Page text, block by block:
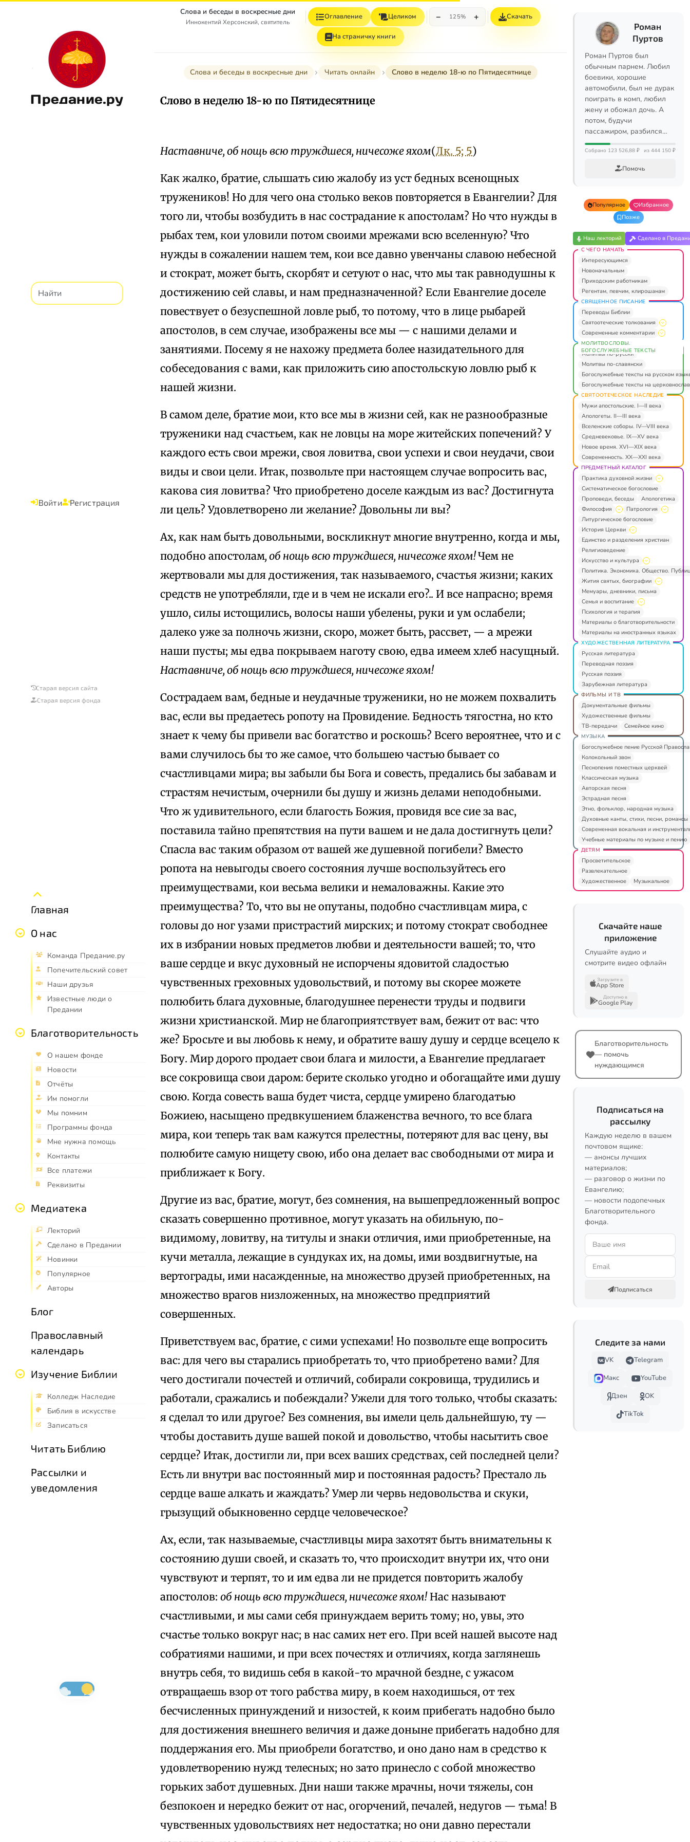
Предание.ру
Войти Регистрация
Старая версия сайта
Старая версия фонда
Главная
О нас
Команда Предание.ру
Попечительский совет
Наши друзья
Известные люди о
Предании
Благотворительность
О нашем фонде
Новости
Отчёты
Им помогли
Мы помним
Программы фонда
Мне нужна помощь
Контакты
Все платежи
Реквизиты
Медиатека
Лекторий
Сделано в Предании
Новинки
Популярное
Авторы
Блог
Православный
календарь
Изучение Библии
Колледж Наследие
Библия в искусстве
Записаться
Читать Библию
Рассылки и
уведомления
Слова и беседы в воскресные дни
Иннокентий Херсонский, святитель
Оглавление Целиком − 125% + Скачать
На страничку книги
Слова и беседы в воскресные дни Читать онлайн Слово в неделю 18-ю по Пятидесятнице
Слово в неделю 18-ю по Пятидесятнице
Наставниче, об нощь всю труждшеся, ничесоже яхом(Лк. 5; 5)
Как жалко, братие, слышать сию жалобу из уст бедных всенощных
тружеников! Но для чего она столько веков повторяется в Евангелии? Для
того ли, чтобы возбудить в нас сострадание к апостолам? Но что нужды в
рыбах тем, кои уловили потом своими мрежами всю вселенную? Что
нужды в сожалении нашем тем, кои все давно увенчаны славою небесной
и стократ, может быть, скорбят и сетуют о нас, что мы так равнодушны к
достижению сей славы, и нам предназначенной? Если Евангелие доселе
повествует о безуспешной ловле рыб, то потому, что в лице рыбарей
апостолов, в сем случае, изображены все мы — с нашими делами и
занятиями. Посему я не нахожу предмета более назидательного для
собеседования с вами, как приложить сию апостольскую ловлю рыб к
нашей жизни.
В самом деле, братие мои, кто все мы в жизни сей, как не разнообразные
труженики над счастьем, как не ловцы на море житейских попечений? У
каждого есть свои мрежи, своя ловитва, свои успехи и свои неудачи, свои
виды и свои цели. Итак, позвольте при настоящем случае вопросить вас,
какова сия ловитва? Что приобретено доселе каждым из вас? Достигнута
ли цель? Удовлетворено ли желание? Довольны ли вы?
Ах, как нам быть довольными, воскликнут многие внутренно, когда и мы,
подобно апостолам, об нощь всю труждшеся, ничесоже яхом!Чем не
жертвовали мы для достижения, так называемого, счастья жизни; каких
средств не употребляли, где и в чем не искали его?.. И все напрасно; время
ушло, силы истощились, волосы наши убелены, руки и ум ослабели;
далеко уже за полночь жизни, скоро, может быть, рассвет, — а мрежи
наши пусты; мы едва покрываем наготу свою, едва имеем хлеб насущный.
Наставниче, об нощь всю труждшеся, ничесоже яхом!
Сострадаем вам, бедные и неудачные труженики, но не можем похвалить
вас, если вы предаетесь ропоту на Провидение. Бедность тягостна, но кто
знает к чему бы привели вас богатство и роскошь? Всего вероятнее, что и с
вами случилось бы то же самое, что большею частью бывает со
счастливцами мира; вы забыли бы Бога и совесть, предались бы забавам и
страстям нечистым, очернили бы душу и жизнь делами неподобными.
Что ж удивительного, если благость Божия, провидя все сие за вас,
поставила тайно препятствия на пути вашем и не дала достигнуть цели?
Спасла вас таким образом от вашей же душевной погибели? Вместо
ропота на невыгоды своего состояния лучше воспользуйтесь его
преимуществами, кои весьма велики и немаловажны. Какие это
преимущества? То, что вы не опутаны, подобно счастливцам мира, с
головы до ног узами пристрастий мирских; и потому стократ свободнее
их в избрании новых предметов любви и деятельности вашей; то, что
ваше сердце и вкус духовный не испорчены ядовитой сладостью
чувственных греховных удовольствий, и потому вы скорее можете
полюбить блага духовные, благодушнее перенести труды и подвиги
жизни христианской. Мир не благоприятствует вам, бежит от вас: что
же? Бросьте и вы любовь к нему, и обратите вашу душу и сердце всецело к
Богу. Мир дорого продает свои блага и милости, а Евангелие предлагает
все сокровища свои даром: берите сколько угодно и обогащайте ими душу
свою. Когда совесть ваша будет чиста, сердце умирено благодатью
Божиею, насыщено предвкушением блаженства вечного, то все блага
мира, кои теперь так вам кажутся прелестны, потеряют для вас цену, вы
полюбите самую нищету свою, ибо она делает вас свободными от мира и
приближает к Богу.
Другие из вас, братие, могут, без сомнения, на вышепредложенный вопрос
сказать совершенно противное, могут указать на обильную, по-
видимому, ловитву, на титулы и знаки отличия, ими приобретенные, на
кучи металла, лежащие в сундуках их, на домы, ими воздвигнутые, на
вертограды, ими насажденные, на множество друзей приобретенных, на
множество врагов низложенных, на множество предприятий
совершенных.
Приветствуем вас, братие, с сими успехами! Но позвольте еще вопросить
вас: для чего вы старались приобретать то, что приобретено вами? Для
чего достигали почестей и отличий, собирали сокровища, трудились и
работали, сражались и побеждали? Ужели для того только, чтобы сказать:
я сделал то или другое? Без сомнения, вы имели цель дальнейшую, ту —
чтобы доставить душе вашей покой и довольство, чтобы насытить свое
сердце? Итак, достигли ли, при всех ваших средствах, сей последней цели?
Есть ли внутри вас постоянный мир и постоянная радость? Престало ль
сердце ваше алкать и жаждать? Умер ли червь недовольства и скуки,
грызущий обыкновенно сердце человеческое?
Ах, если, так называемые, счастливцы мира захотят быть внимательны к
состоянию души своей, и сказать то, что происходит внутри их, что они
чувствуют и терпят, то и им едва ли не придется повторить жалобу
апостолов: об нощь всю труждшеся, ничесоже яхом!Нас называют
счастливыми, и мы сами себя принуждаем верить тому; но, увы, это
счастье только вокруг нас; в нас самих нет его. При всей нашей высоте над
собратиями нашими, и при всех почестях и отличиях, когда заглянешь
внутрь себя, то видишь себя в какой-то мрачной бездне, с ужасом
отвращаешь взор от того рабства миру, в коем находишься, от тех
бесчисленных принуждений и низостей, к коим прибегать надобно было
для достижения внешнего величия и даже доныне прибегать надобно для
поддержания его. Мы приобрели богатство, и оно дано нам в средство к
удовлетворению нужд телесных; но зато принесло с собой множество
горьких забот душевных. Дни наши также мрачны, ночи тяжелы, сон
безпокоен и нередко бежит от нас, огорчений, печалей, недугов — тьма! В
чувственных удовольствиях нет недостатка; но они давно перестали
Роман
Пуртов
Роман Пуртов был
обычным парнем. Любил
боевики, хорошие
автомобили, был не дурак
поиграть в комп, любил
жену и обожал дочь. А
потом, будучи
пассажиром, разбился…
Собрано 123 526,88 ₽ из 444 150 ₽
Помочь
Популярное
Избранное
Позже
Наш лекторий Сделано в
С ЧЕГО НАЧАТЬ
Интересующимся
Новоначальным
Приходским работникам
Регентам, певчим, клирошанам
СВЯЩЕННОЕ ПИСАНИЕ
Переводы Библии
Святоотеческие толкования
Современные комментарии
МОЛИТВОСЛОВЫ.
БОГОСЛУЖЕБНЫЕ ТЕКСТЫ
Молитвы по-русски
Молитвы по-славянски
Богослужебные тексты на русском
Богослужебные тексты на
СВЯТООТЕЧЕСКОЕ НАСЛЕДИЕ
Мужи апостольские. I—II века
Апологеты. II—III века
Вселенские соборы. IV—VIII века
Средневековье. IX—XV века
Новое время. XVI—XIX века
Современность. XX—XXI века
ПРЕДМЕТНЫЙ КАТАЛОГ
Практика духовной жизни
Систематическое богословие
Проповеди, беседы
Апологетика
Философия
Патрология
Литургическое богословие
История Церкви
Единство и разделения христиан
Религиоведение
Искусство и культура
Политика. Экономика. Общество.
Жития святых, биографии
Мемуары, дневники, письма
Семья и воспитание
Психология и терапия
Материалы о благотворительности
Материалы на иностранных языках
ХУДОЖЕСТВЕННАЯ ЛИТЕРАТУРА
Русская литература
Переводная поэзия
Русская поэзия
Зарубежная литература
ФИЛЬМЫ И ТВ
Документальные фильмы
Художественные фильмы
ТВ-передачи
Семейное кино
МУЗЫКА
Богослужебное пение Русской
Колокольный звон
Песнопения поместных церквей
Классическая музыка
Авторская песня
Эстрадная песня
Этно, фольклор, народная музыка
Духовные канты, стихи, песни, романсы
Современная вокальная и
Учебные материалы по музыке и пению
ДЕТЯМ
Просветительское
Развлекательное
Художественное
Музыкальное
Скачайте наше
приложение
Слушайте аудио и
смотрите видео офлайн
Загрузите в
App Store
Доступно в
Google Play
Благотворительность
— помочь
нуждающимся
Подписаться на
рассылку
Каждую неделю в вашем
почтовом ящике:
— анонсы лучших
материалов;
— разговор о жизни по
Евангелию;
— новости подопечных
Благотворительного
фонда.
Подписаться
Следите за нами
VK
Telegram
Макс
YouTube
Дзен
OK
TikTok